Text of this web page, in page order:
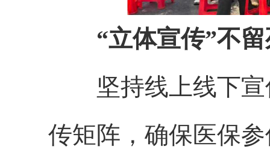
“立体宣传”不
坚持线上线下
传矩阵，确保医保